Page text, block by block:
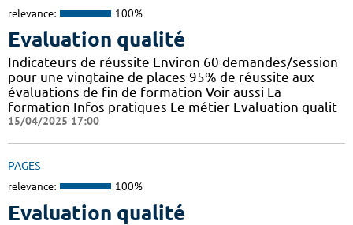
relevance: 100%
Evaluation qualité
Indicateurs de réussite Environ 60 demandes/session
pour une vingtaine de places 95% de réussite aux
évaluations de fin de formation Voir aussi La
formation Infos pratiques Le métier Evaluation qualit
15/04/2025 17:00
PAGES
relevance: 100%
Evaluation qualité